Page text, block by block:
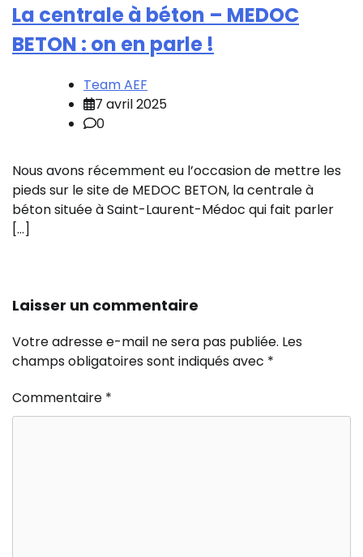
La centrale à béton – MEDOC
BETON : on en parle !
Team AEF
7 avril 2025
0
Nous avons récemment eu l’occasion de mettre les
pieds sur le site de MEDOC BETON, la centrale à
béton située à Saint-Laurent-Médoc qui fait parler
[…]
Laisser un commentaire
Votre adresse e-mail ne sera pas publiée. Les
champs obligatoires sont indiqués avec *
Commentaire *